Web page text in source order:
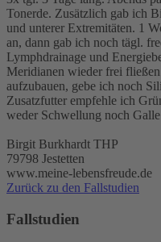
Tonerde. Zusätzlich gab ich
und unterer Extremitäten. 1
an, dann gab ich noch tägl.
Lymphdrainage und
Meridianen wieder frei
aufzubauen, gebe ich noch
Zusatzfutter empfehle ich
weder Schwellung noch Galle
Birgit Burkhardt THP
79798 Jestetten
www.meine-lebensfreude.de
Zurück zu den Fallstudien
Fallstudien